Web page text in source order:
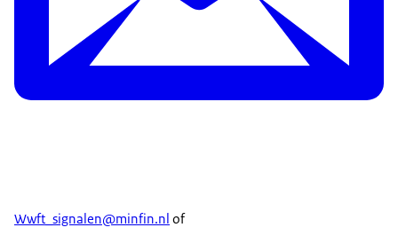
Wwft_signalen@minfin.nl of